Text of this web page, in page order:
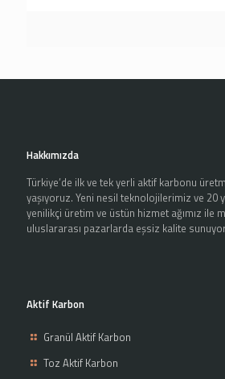
Hakkımızda
Türkiye’de ilk ve tek yerli aktif karbonu
yaşıyoruz. Yeni nesil teknolojilerimiz ve 20
yenilikçi üretim ve üstün hizmet ağımız ile
uluslararası pazarlarda eşsiz kalite
Aktif Karbon
Granül Aktif Karbon
Toz Aktif Karbon